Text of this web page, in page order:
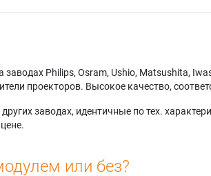
Philips, Osram, Ushio, Matsushita,
проекторов. Высокое качество,
заводах, идентичные по тех.
или без?